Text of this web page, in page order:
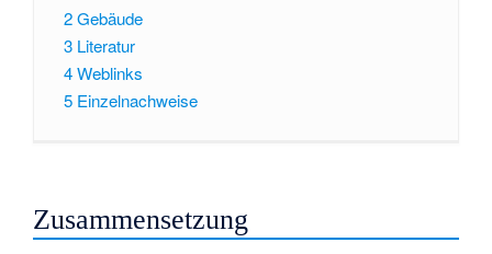
2Gebäude
3 Literatur
4Weblinks
5 Einzelnachweise
Zusammensetzung